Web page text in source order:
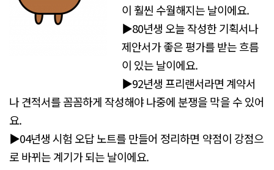
이 훨씬 수월해지는 날이에요.
▶80년생 오늘 작성한 기획서나
제안서가 좋은 평가를 받는 흐름
이 있는 날이에요.
▶92년생 프리랜서라면 계약서
나 견적서를 꼼꼼하게 작성해야 나중에 분쟁을 막을 수 있어
요.
▶04년생 시험 오답 노트를 만들어 정리하면 약점이 강점으
로 바뀌는 계기가 되는 날이에요.